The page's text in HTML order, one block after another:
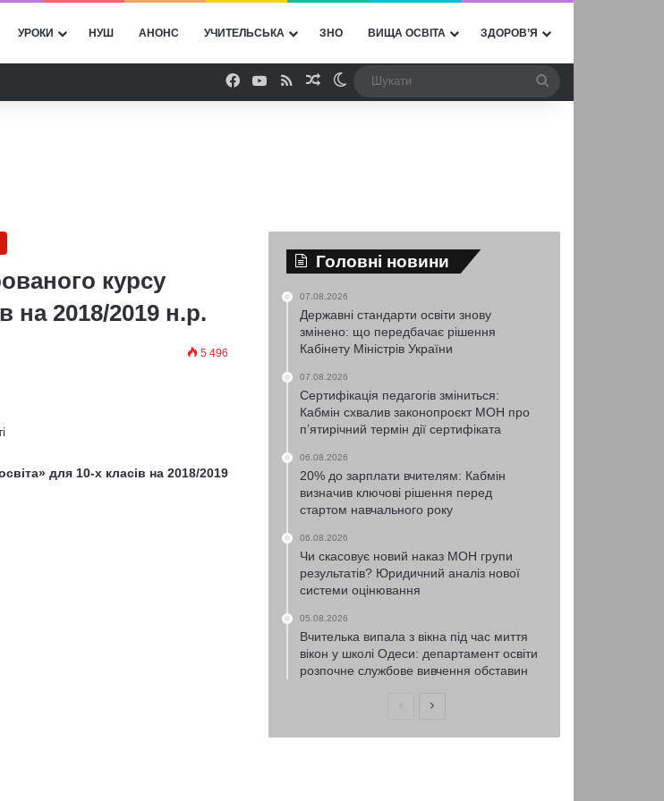
УРОКИ НУШ АНОНС УЧИТЕЛЬСЬКА ЗНО ВИЩА ОСВІТА ЗДОРОВ’Я
Facebook
YouTube
RSSВипадкова стаття
Switch skin
курсу
на 2018/2019 н.р.
5 496
для 10-х класів на 2018/2019
Головні новини
07.08.2026
Державні стандарти освіти знову
змінено: що передбачає рішення
Кабінету Міністрів України
07.08.2026
Сертифікація педагогів зміниться:
Кабмін схвалив законопроєкт МОН про
п’ятирічний термін дії сертифіката
06.08.2026
20% до зарплати вчителям: Кабмін
визначив ключові рішення перед
стартом навчального року
06.08.2026
Чи скасовує новий наказ МОН групи
результатів? Юридичний аналіз нової
системи оцінювання
05.08.2026
Вчителька випала з вікна під час миття
вікон у школі Одеси: департамент освіти
розпочне службове вивчення обставин
ПопередняНаступна